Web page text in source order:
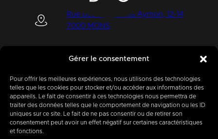
Gérer le consentement
Pour offrir les meilleures expériences, nous utilisons des technologies
telles que les cookies pour stocker et/ou accéder aux informations des
appareils. Le fait de consentir à ces technologies nous permettra de
traiter des données telles que le comportement de navigation ou les ID
uniques sur ce site. Le fait de ne pas consentir ou de retirer son
consentement peut avoir un effet négatif sur certaines caractéristiques
et fonctions.
Rue des Quatre Fils Aymon, 12-14
7000 MONS
info@imbc.be